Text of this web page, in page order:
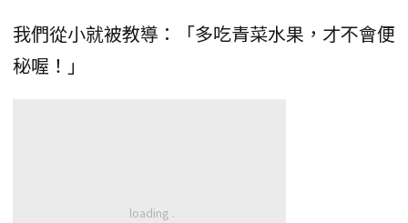
我們從小就被教導：「多吃青菜水果，才不會便
秘喔！」